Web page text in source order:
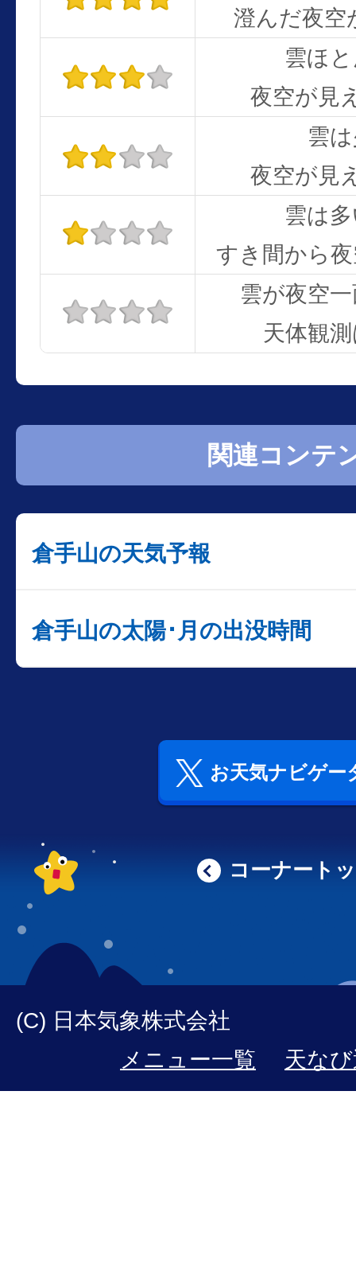
澄んだ夜空
雲ほ
夜空が見
雲
夜空が見
雲は
すき間から
雲が夜空
天体観
関連コンテ
倉手山の天気予報
倉手山の太陽･月の出没時間
お天気ナビゲー
コーナート
(C) 日本気象株式会社
メニュー一覧
天な